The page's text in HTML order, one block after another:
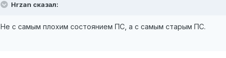
Hrzan сказал:
Не с самым плохим состоянием ПС, а с самым старым ПС.